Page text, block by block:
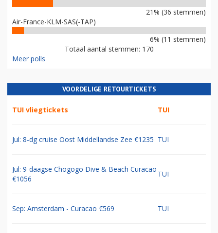
21% (36 stemmen)
Air-France-KLM-SAS(-TAP)
6% (11 stemmen)
Totaal aantal stemmen: 170
Meer polls
VOORDELIGE RETOURTICKETS
TUI vliegtickets TUI
Jul: 8-dg cruise Oost Middellandse Zee €1235 TUI
Jul: 9-daagse Chogogo Dive & Beach Curacao
€1056
TUI
Sep: Amsterdam - Curacao €569 TUI